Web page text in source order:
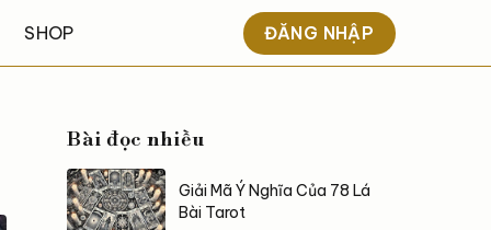
SHOP ĐĂNG NHẬP
Bài đọc nhiều
Giải Mã Ý Nghĩa Của 78 Lá
Bài Tarot